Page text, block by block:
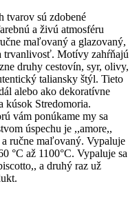
tvarov sú zdobené
a živú atmosféru
maľovaný a glazovaný,
trvanlivosť. Motívy zahŕňajú
druhy cestovín, syr, olivy,
taliansky štýl. Tieto
alebo ako dekoratívne
kúsok Stredomoria.
vám ponúkame my sa
úspechu je ,,amore,,
ručne maľovaný. Vypaluje
°C až 1100°C. Vypaluje sa
a druhý raz už